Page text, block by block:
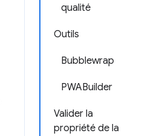
qualité
Outils
Bubblewrap
PWABuilder
Valider la
propriété de la